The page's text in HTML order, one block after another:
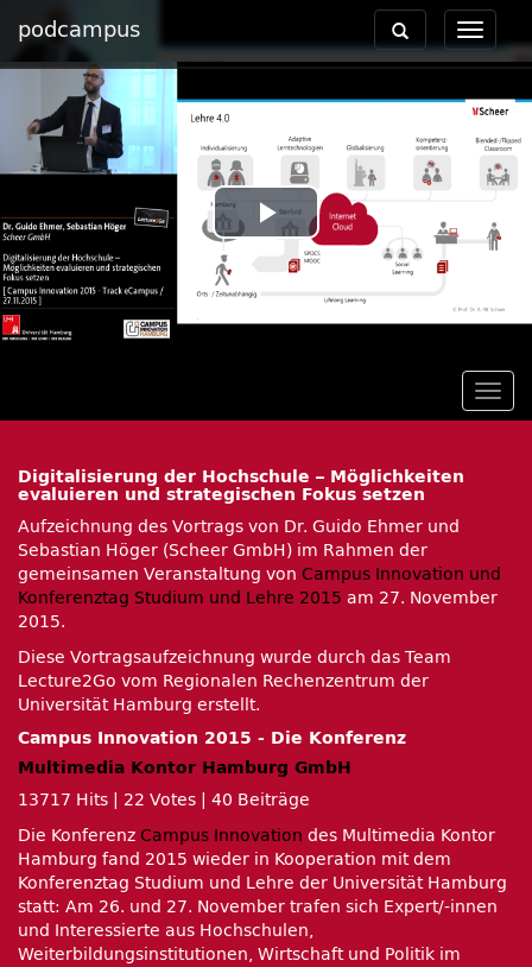
podcampus
Toggle
Toggle
navigation
Play
Video
Digitalisierung der Hochschule – Möglichkeiten
evaluieren und strategischen Fokus setzen
Aufzeichnung des Vortrags von Dr. Guido Ehmer und
Sebastian Höger (Scheer GmbH) im Rahmen der
gemeinsamen Veranstaltung von Campus Innovation und
Konferenztag Studium und Lehre 2015 am 27. November
2015.
Diese Vortragsaufzeichnung wurde durch das Team
Lecture2Go vom Regionalen Rechenzentrum der
Universität Hamburg erstellt.
Campus Innovation 2015 - Die Konferenz
Multimedia Kontor Hamburg GmbH
13717 Hits
22 Votes
40 Beiträge
Die Konferenz Campus Innovation des Multimedia Kontor
Hamburg fand 2015 wieder in Kooperation mit dem
Konferenztag Studium und Lehre der Universität Hamburg
statt: Am 26. und 27. November trafen sich Expert/-innen
und Interessierte aus Hochschulen,
Weiterbildungsinstitutionen, Wirtschaft und Politik im